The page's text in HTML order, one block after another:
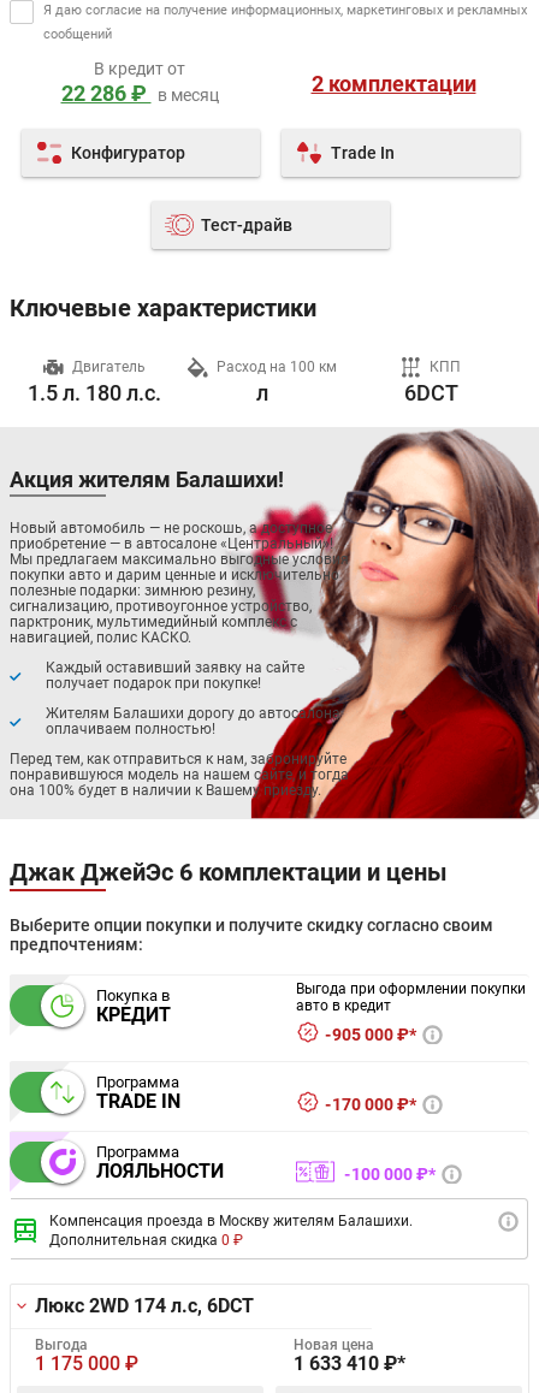
Я даю согласие на получение информационных, маркетинговых и рекламных
сообщений
2 комплектации
Конфигуратор Trade In
Тест-драйв
В кредит от
22 286 ₽ в месяц
Ключевые характеристики
Двигатель
1.5 л. 180 л.с.
Расход на 100 км
л
КПП
6DCT
Акция жителям Балашихи!
Новый автомобиль — не роскошь, а доступное
приобретение — в автосалоне «Центральный»!
Мы предлагаем максимально выгодные условия
покупки авто и дарим ценные и исключительно
полезные подарки: зимнюю резину,
сигнализацию, противоугонное устройство,
парктроник, мультимедийный комплекс с
навигацией, полис КАСКО.
Каждый оставивший заявку на сайте
получает подарок при покупке!
Жителям Балашихи дорогу до автосалона
оплачиваем полностью!
Перед тем, как отправиться к нам, забронируйте
понравившуюся модель на нашем сайте, и тогда
она 100% будет в наличии к Вашему приезду.
Джак ДжейЭс 6 комплектации и цены
Выберите опции покупки и получите скидку согласно своим
предпочтениям:
Покупка в
КРЕДИТ
Выгода при оформлении покупки
авто в кредит
905 000 ₽*
Программа
TRADE IN 170 000 ₽*
Программа
ЛОЯЛЬНОСТИ 100 000 ₽*
Компенсация проезда в Москву жителям Балашихи.
Дополнительная скидка 0 ₽
Люкс 2WD 174 л.с, 6DCT
Выгода
1 175 000 ₽
Новая цена
1 633 410 ₽*